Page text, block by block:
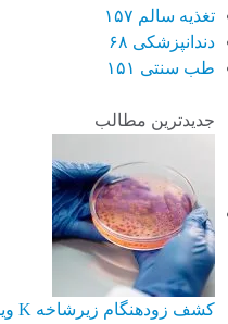
تغذیه سالم ۱۵۷
دندانپزشکی ۶۸
طب سنتی ۱۵۱
جدیدترین مطالب